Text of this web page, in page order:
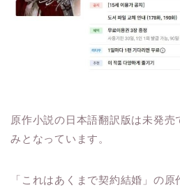
原作小説の日本語翻訳版は未発
みとなっています。
「これはあくまで契約結婚」の